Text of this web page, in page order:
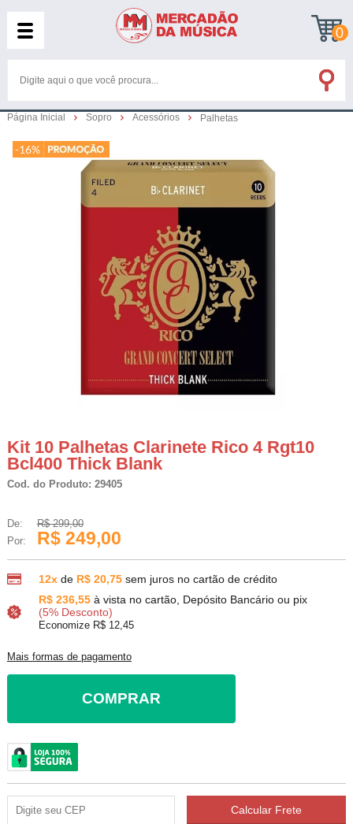
0
Página Inicial Sopro Acessórios Palhetas
-16%
Kit 10 Palhetas Clarinete Rico 4 Rgt10
Bcl400 Thick Blank
Cod. do Produto: 29405
De:
R$ 299,00
Por:
R$ 249,00
12xde R$ 20,75 sem juros no cartão de crédito
R$ 236,55 à vista no cartão, Depósito Bancário ou pix
(5% Desconto)
Economize R$ 12,45
Mais formas de pagamento
COMPRAR